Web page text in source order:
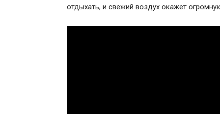
отдыхать, и свежий воздух окажет